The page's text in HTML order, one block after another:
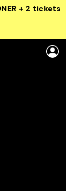
+ 2 tickets